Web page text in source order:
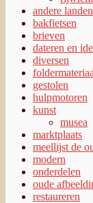
andere landen
bakfietsen
brieven
dateren en
diversen
gestolen
hulpmotoren
kunst
musea
marktplaats
meellijst de
modern
onderdelen
oude
restaureren